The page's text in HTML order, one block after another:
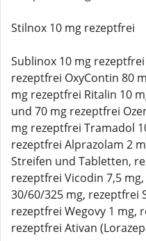
Stilnox 10 mg rezeptfrei
Sublinox 10 mg
rezeptfrei OxyContin 80
mg rezeptfrei Ritalin 10
und 70 mg rezeptfrei
mg rezeptfrei Tramadol
rezeptfrei Alprazolam 2
Streifen und Tabletten,
rezeptfrei Vicodin 7,5
30/60/325 mg, rezeptfrei
rezeptfrei Wegovy 1 mg,
rezeptfrei Ativan